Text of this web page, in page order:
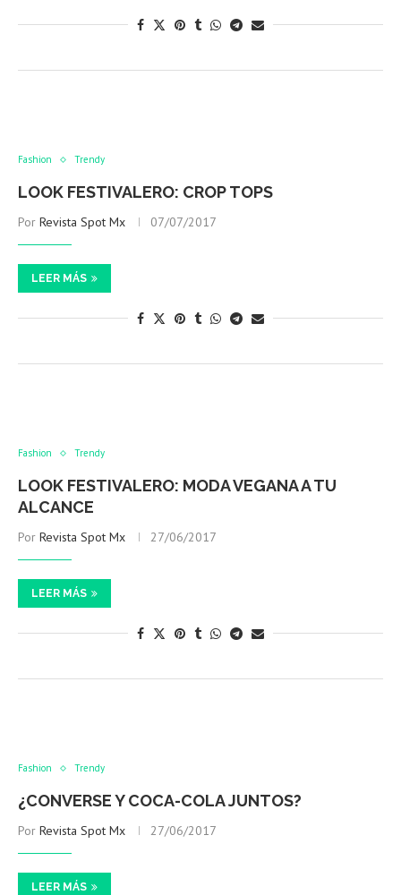
Fashion Trendy
LOOK FESTIVALERO: CROP TOPS
Por Revista Spot Mx 07/07/2017
LEER MÁS
Fashion Trendy
LOOK FESTIVALERO: MODA VEGANA A TU
ALCANCE
Por Revista Spot Mx 27/06/2017
LEER MÁS
Fashion Trendy
¿CONVERSE Y COCA-COLA JUNTOS?
Por Revista Spot Mx 27/06/2017
LEER MÁS